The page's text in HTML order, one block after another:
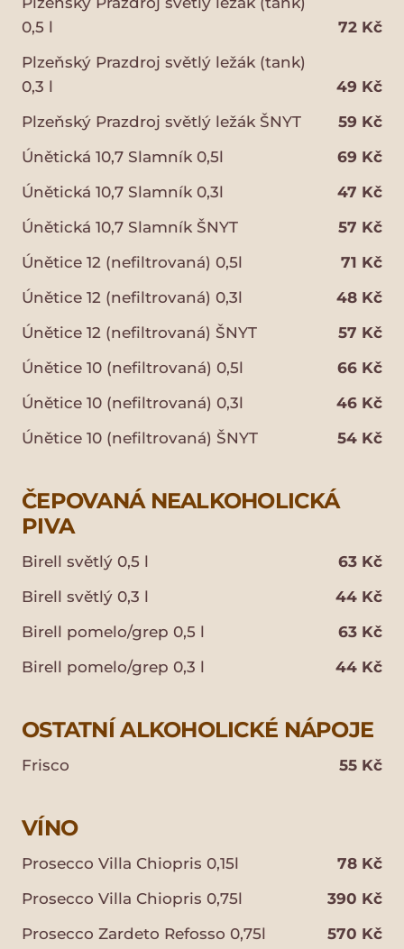
0,5 l
72 Kč
Plzeňský Prazdroj světlý ležák (tank)
0,3 l
49 Kč
Plzeňský Prazdroj světlý ležák ŠNYT
59 Kč
Únětická 10,7 Slamník 0,5l
69 Kč
Únětická 10,7 Slamník 0,3l
47 Kč
Únětická 10,7 Slamník ŠNYT
57 Kč
Únětice 12 (nefiltrovaná) 0,5l
71 Kč
Únětice 12 (nefiltrovaná) 0,3l
48 Kč
Únětice 12 (nefiltrovaná) ŠNYT
57 Kč
Únětice 10 (nefiltrovaná) 0,5l
66 Kč
Únětice 10 (nefiltrovaná) 0,3l
46 Kč
Únětice 10 (nefiltrovaná) ŠNYT
54 Kč
ČEPOVANÁ NEALKOHOLICKÁ
PIVA
Birell světlý 0,5 l
63 Kč
Birell světlý 0,3 l
44 Kč
Birell pomelo/grep 0,5 l
63 Kč
Birell pomelo/grep 0,3 l
44 Kč
OSTATNÍ ALKOHOLICKÉ NÁPOJE
Frisco 55 Kč
VÍNO
Prosecco Villa Chiopris 0,15l
78 Kč
Prosecco Villa Chiopris 0,75l
390 Kč
Prosecco Zardeto Refosso 0,75l
570 Kč